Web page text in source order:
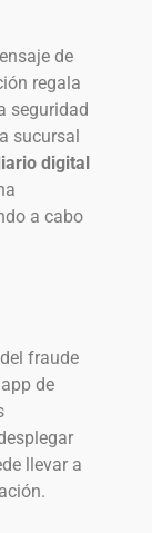
de
regala
seguridad
sucursal
digital
a cabo
fraude
de
llevar a